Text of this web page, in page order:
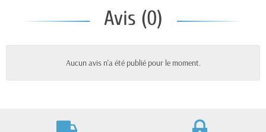
Avis (0)
Aucun avis n'a été publié pour le moment.